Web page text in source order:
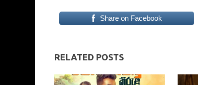
Share on Facebook
RELATED POSTS